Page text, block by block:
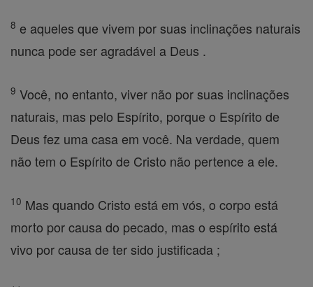
8 e aqueles que vivem por suas inclinações naturais
nunca pode ser agradável a Deus .
9 Você, no entanto, viver não por suas inclinações
naturais, mas pelo Espírito, porque o Espírito de
Deus fez uma casa em você. Na verdade, quem
não tem o Espírito de Cristo não pertence a ele.
10 Mas quando Cristo está em vós, o corpo está
morto por causa do pecado, mas o espírito está
vivo por causa de ter sido justificada ;